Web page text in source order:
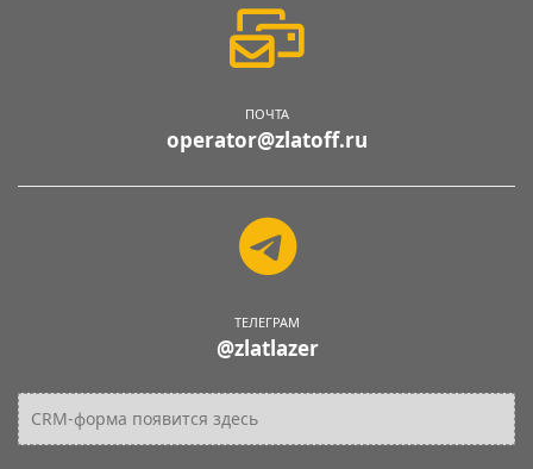
ПОЧТА
operator@zlatoff.ru
ТЕЛЕГРАМ
@zlatlazer
CRM-форма появится здесь